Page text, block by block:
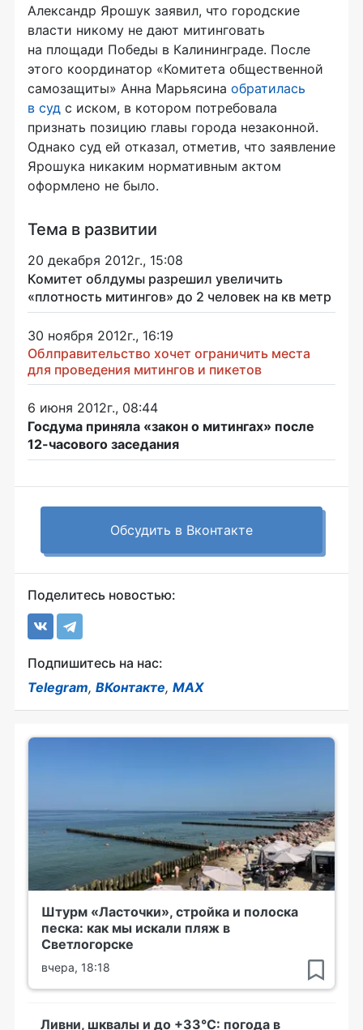
Александр Ярошук заявил, что городские
власти никому не дают митинговать
на площади Победы в Калининграде. После
этого координатор «Комитета общественной
самозащиты» Анна Марьясина обратилась
в суд с иском, в котором потребовала
признать позицию главы города незаконной.
Однако суд ей отказал, отметив, что заявление
Ярошука никаким нормативным актом
оформлено не было.
Тема в развитии
20 декабря 2012г., 15:08
Комитет облдумы разрешил увеличить
«плотность митингов» до 2 человек на кв метр
30 ноября 2012г., 16:19
Облправительство хочет ограничить места
для проведения митингов и пикетов
6 июня 2012г., 08:44
Госдума приняла «закон о митингах» после
12-часового заседания
Обсудить в Вконтакте
Поделитесь новостью:
Подпишитесь на нас:
Telegram, ВКонтакте, MAX
Штурм «Ласточки», стройка и полоска
песка: как мы искали пляж в
Светлогорске
вчера, 18:18
Ливни, шквалы и до +33°С: погода в